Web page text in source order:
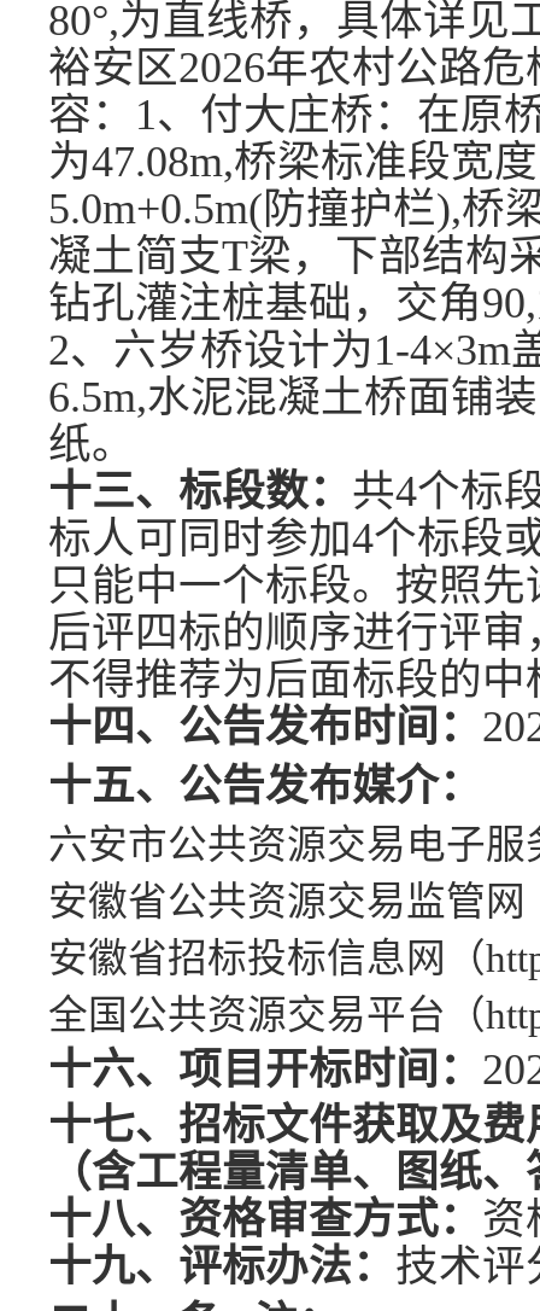
80°,为直线桥，具体详见
裕安区2026年农村公路
容：1、付大庄桥：在原
为47.08m,桥梁标准段宽
5.0m+0.5m(防撞护栏),桥
凝土简支T梁，下部结构
钻孔灌注桩基础，交角
2、六岁桥设计为1-4×3m
6.5m,水泥混凝土桥面铺
纸。
十三、标段数： 共4个标
标人可同时参加4个标段
只能中一个标段。按照
后评四标的顺序进行评
不得推荐为后面标段的
十四、公告发布时间：
十五、公告发布媒介：
六安市公共资源交易电子服
安徽省公共资源交易监管网
安徽省招标投标信息网（
全国公共资源交易平台（
十六、项目开标时间：
十七、招标文件获取及
（含工程量清单、图纸
十八、资格审查方式： 资
十九、评标办法： 技术评